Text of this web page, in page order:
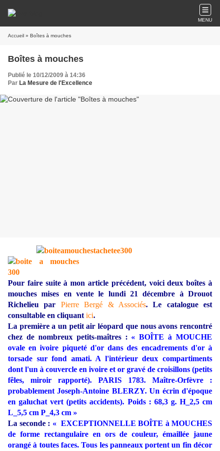
MENU
Accueil » Boîtes à mouches
Boîtes à mouches
Publié le 10/12/2009 à 14:36
Par La Mesure de l'Excellence
Pour faire suite à mon article précédent, voici deux boîtes à
mouches mises en vente le lundi 21 décembre à Drouot
Richelieu par
Pierre Bergé & Associés. Le catalogue est
consultable en cliquant ici.
La première a un petit air léopard que nous avons rencontré
chez de nombreux petits-maîtres : « BOÎTE à MOUCHE
ovale en ivoire piqueté d'or dans des encadrements d'or à
torsade sur fond amati. A l'intérieur deux compartiments
dont l'un à couvercle en ivoire et or gravé de croisillons (petits
fêles, miroir rapporté). PARIS 1783. Maître-Orfèvre :
probablement Joseph-Antoine BLERZY. Un écrin d'époque
en galuchat vert (petits accidents). Poids : 68,3 g. H_2,5 cm
L_5,5 cm P_4,3 cm »
La seconde : « EXCEPTIONNELLE BOÎTE à MOUCHES
de forme rectangulaire en ors de couleur, émaillée jaune
orangé à toutes faces. Tous les panneaux portent un fin décor